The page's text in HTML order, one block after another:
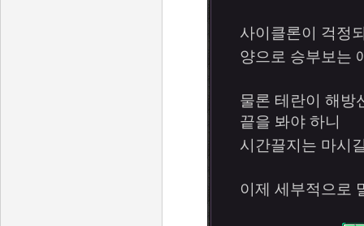
사이클론이 걱정
양으로 승부보는
물론 테란이 해방
끝을 봐야 하니
시간끌지는 마시
이제 세부적으로